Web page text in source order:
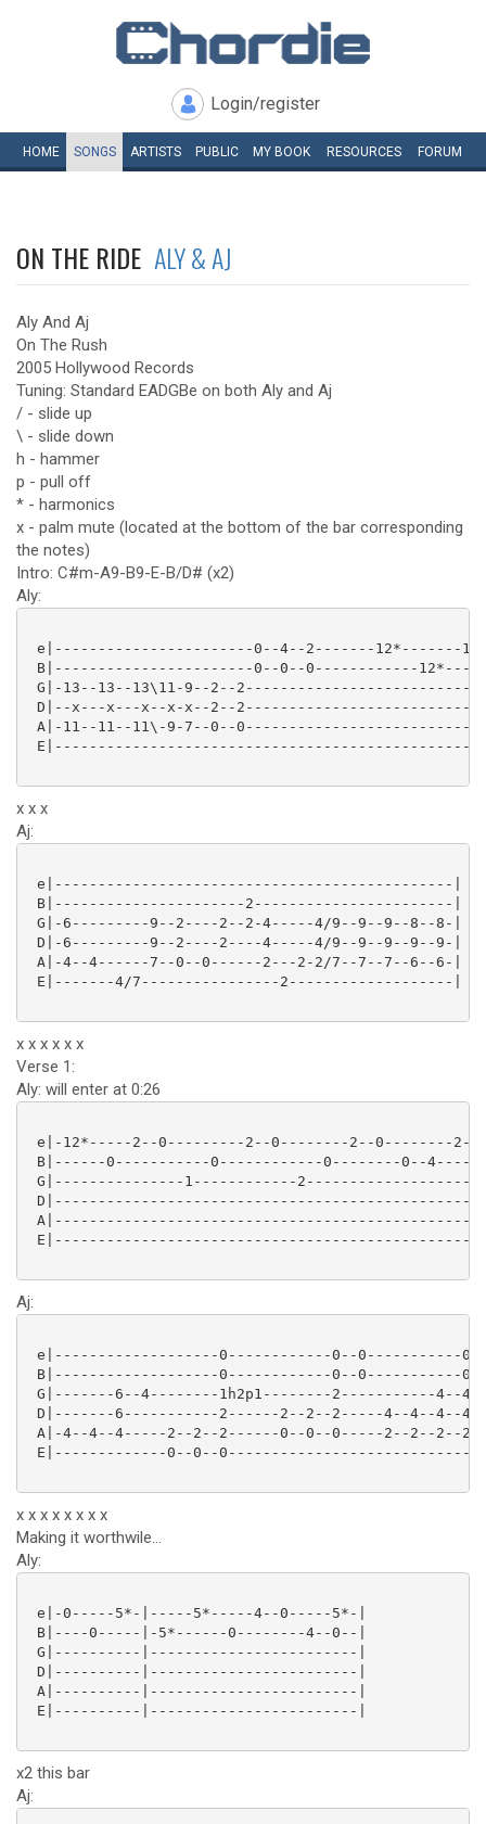
Login/register
HOME SONGS ARTISTS PUBLIC MY BOOK RESOURCES FORUM
ON THE RIDE ALY & AJ
Aly And Aj
On The Rush
2005 Hollywood Records
Tuning: Standard EADGBe on both Aly and Aj
/ - slide up
\ - slide down
h - hammer
p - pull off
* - harmonics
x - palm mute (located at the bottom of the bar corresponding
the notes)
Intro: C#m-A9-B9-E-B/D# (x2)
Aly:
e|-----------------------0--4--2-------12*-------
B|-----------------------0--0--0------------
G|-13--13--13\11-9--2--
D|--x---x---x--x-x--2--
A|-11--11--11\-9-7--0--
x x x
Aj:
e|----------------------------------------------|
B|----------------------2-----------------------|
G|-6---------9--2----2--2-4-----4/9--9--9--8--8-|
D|-6---------9--2----2----4-----4/9--9--9--9--9-|
A|-4--4------7--0--0------2---2-2/7--7--7--6--6-|
E|-------4/7----------------2-------------------|
x x x x x x
Verse 1:
Aly: will enter at 0:26
e|-12*-----2--0---------2--0--------2--0--------2--
B|------0-----------0------------0--------0--
G|---------------1------------
Aj:
e|-------------------0------------0--0-----------0-
B|-------------------0------------0--0-----------0-
G|-------6--4--------1h2p1--------2-----------4--4-
D|-------6-----------2------2--2--2-----4--4--4--4-
A|-4--4--4-----2--2--2------0--0--0-----2--2--2--2-
E|-------------0--0--0-----------------------------
x x x x x x x x
Making it worthwile...
Aly:
e|-0-----5*-|-----5*-----4--0-----5*-|
B|----0-----|-5*------0--------4--0--|
G|----------|------------------------|
D|----------|------------------------|
A|----------|------------------------|
E|----------|------------------------|
x2 this bar
Aj: